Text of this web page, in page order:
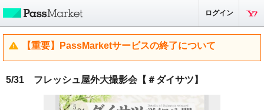
ログイン
【重要】PassMarketサービスの終了について
5/31 フレッシュ屋外大撮影会【＃ダイサツ】